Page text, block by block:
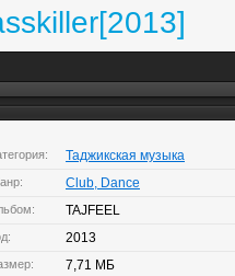
Таджикская музыка
Club, Dance
TAJFEEL
2013
7,71 МБ